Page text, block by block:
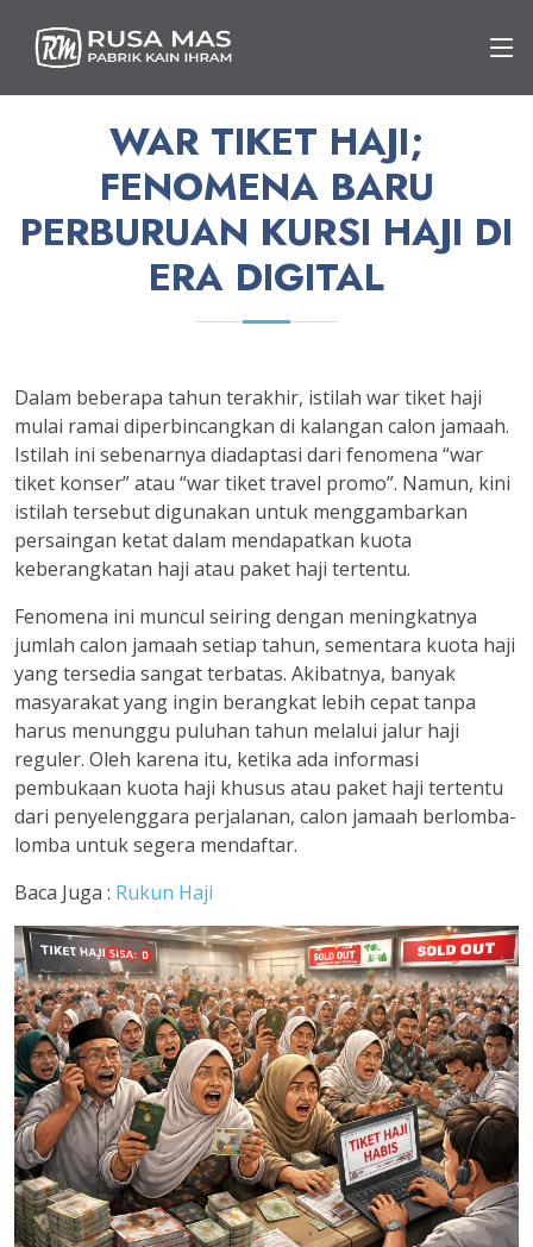
WAR TIKET HAJI;
FENOMENA BARU
PERBURUAN KURSI HAJI DI
ERA DIGITAL
Dalam beberapa tahun terakhir, istilah war tiket haji
mulai ramai diperbincangkan di kalangan calon jamaah.
Istilah ini sebenarnya diadaptasi dari fenomena “war
tiket konser” atau “war tiket travel promo”. Namun, kini
istilah tersebut digunakan untuk menggambarkan
persaingan ketat dalam mendapatkan kuota
keberangkatan haji atau paket haji tertentu.
Fenomena ini muncul seiring dengan meningkatnya
jumlah calon jamaah setiap tahun, sementara kuota haji
yang tersedia sangat terbatas. Akibatnya, banyak
masyarakat yang ingin berangkat lebih cepat tanpa
harus menunggu puluhan tahun melalui jalur haji
reguler. Oleh karena itu, ketika ada informasi
pembukaan kuota haji khusus atau paket haji tertentu
dari penyelenggara perjalanan, calon jamaah berlomba-
lomba untuk segera mendaftar.
Baca Juga : Rukun Haji